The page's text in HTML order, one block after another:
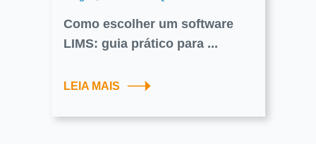
Como escolher um software
LIMS: guia prático para ...
LEIA MAIS